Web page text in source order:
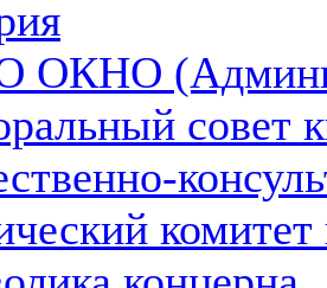
ОКНО
совет